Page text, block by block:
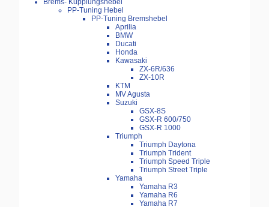
Brems- Kupplungshebel
PP-Tuning Hebel
PP-Tuning Bremshebel
Aprilia
BMW
Ducati
Honda
Kawasaki
ZX-6R/636
ZX-10R
KTM
MV Agusta
Suzuki
GSX-8S
GSX-R 600/750
GSX-R 1000
Triumph
Triumph Daytona
Triumph Trident
Triumph Speed Triple
Triumph Street Triple
Yamaha
Yamaha R3
Yamaha R6
Yamaha R7